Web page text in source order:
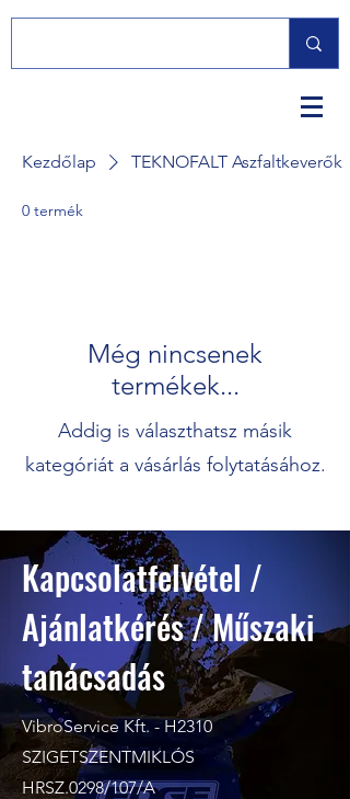
Kezdőlap TEKNOFALT Aszfaltkeverők
0 termék
Még nincsenek
termékek...
Addig is választhatsz másik
kategóriát a vásárlás folytatásához.
Kapcsolatfelvétel /
Ajánlatkérés / Műszaki
tanácsadás
VibroService Kft. - H2310
SZIGETSZENTMIKLÓS
HRSZ.0298/107/A